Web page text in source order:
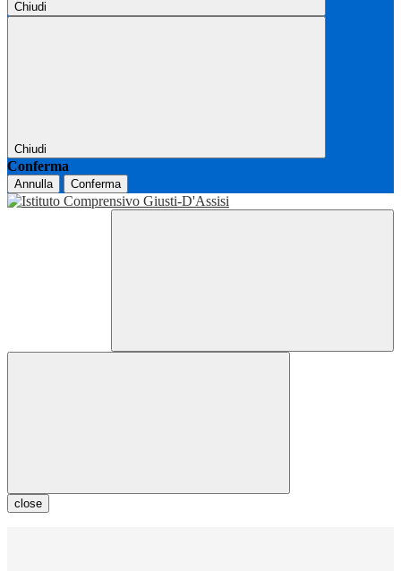
Chiudi
Chiudi
Conferma
Annulla Conferma
close